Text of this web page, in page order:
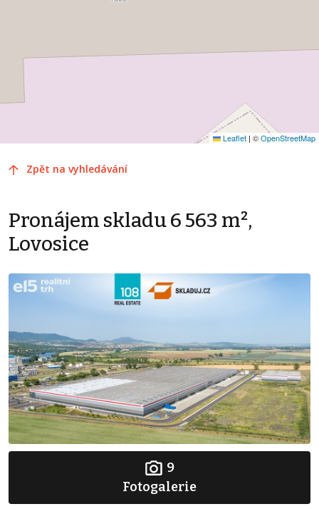
Leaflet | ©OpenStreetMap
Zpět na vyhledávání
Pronájem skladu 6 563 m²,
Lovosice
9
Fotogalerie